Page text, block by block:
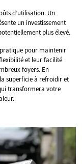
d’utilisation. Un
un investissement
plus élevé.
pour maintenir
et leur facilité
foyers. En
superficie à refroidir et
transformera votre